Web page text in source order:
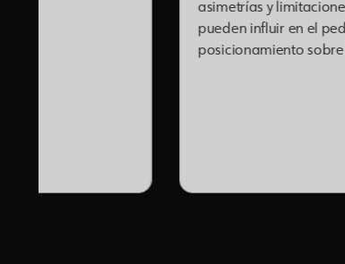
asimetrías y limitaciones que
pueden influir en el pedaleo y el
posicionamiento sobre la bicicleta.